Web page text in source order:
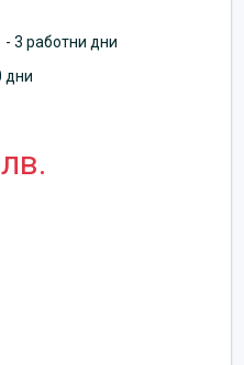
- 3 работни дни
дни